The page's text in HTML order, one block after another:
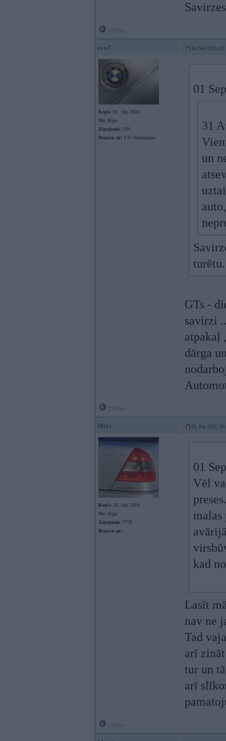
evo7 01. Sep 2025,
Kopš: 01. Jan 2004
No: Rīga
Ziņojumi: 159
Braucu ar: F31 daizelpauer
01
31
un
turētu.
GTs -
savirzi
atpakaļ
dārga
Mizx 01. Sep 2025,
Kopš: 26. Apr 2004
No: Rīga
Ziņojumi: 7778
Braucu ar:
01
Vēl
malas
kad
Lasīt
nav ne
Tad
arī
tur un
arī